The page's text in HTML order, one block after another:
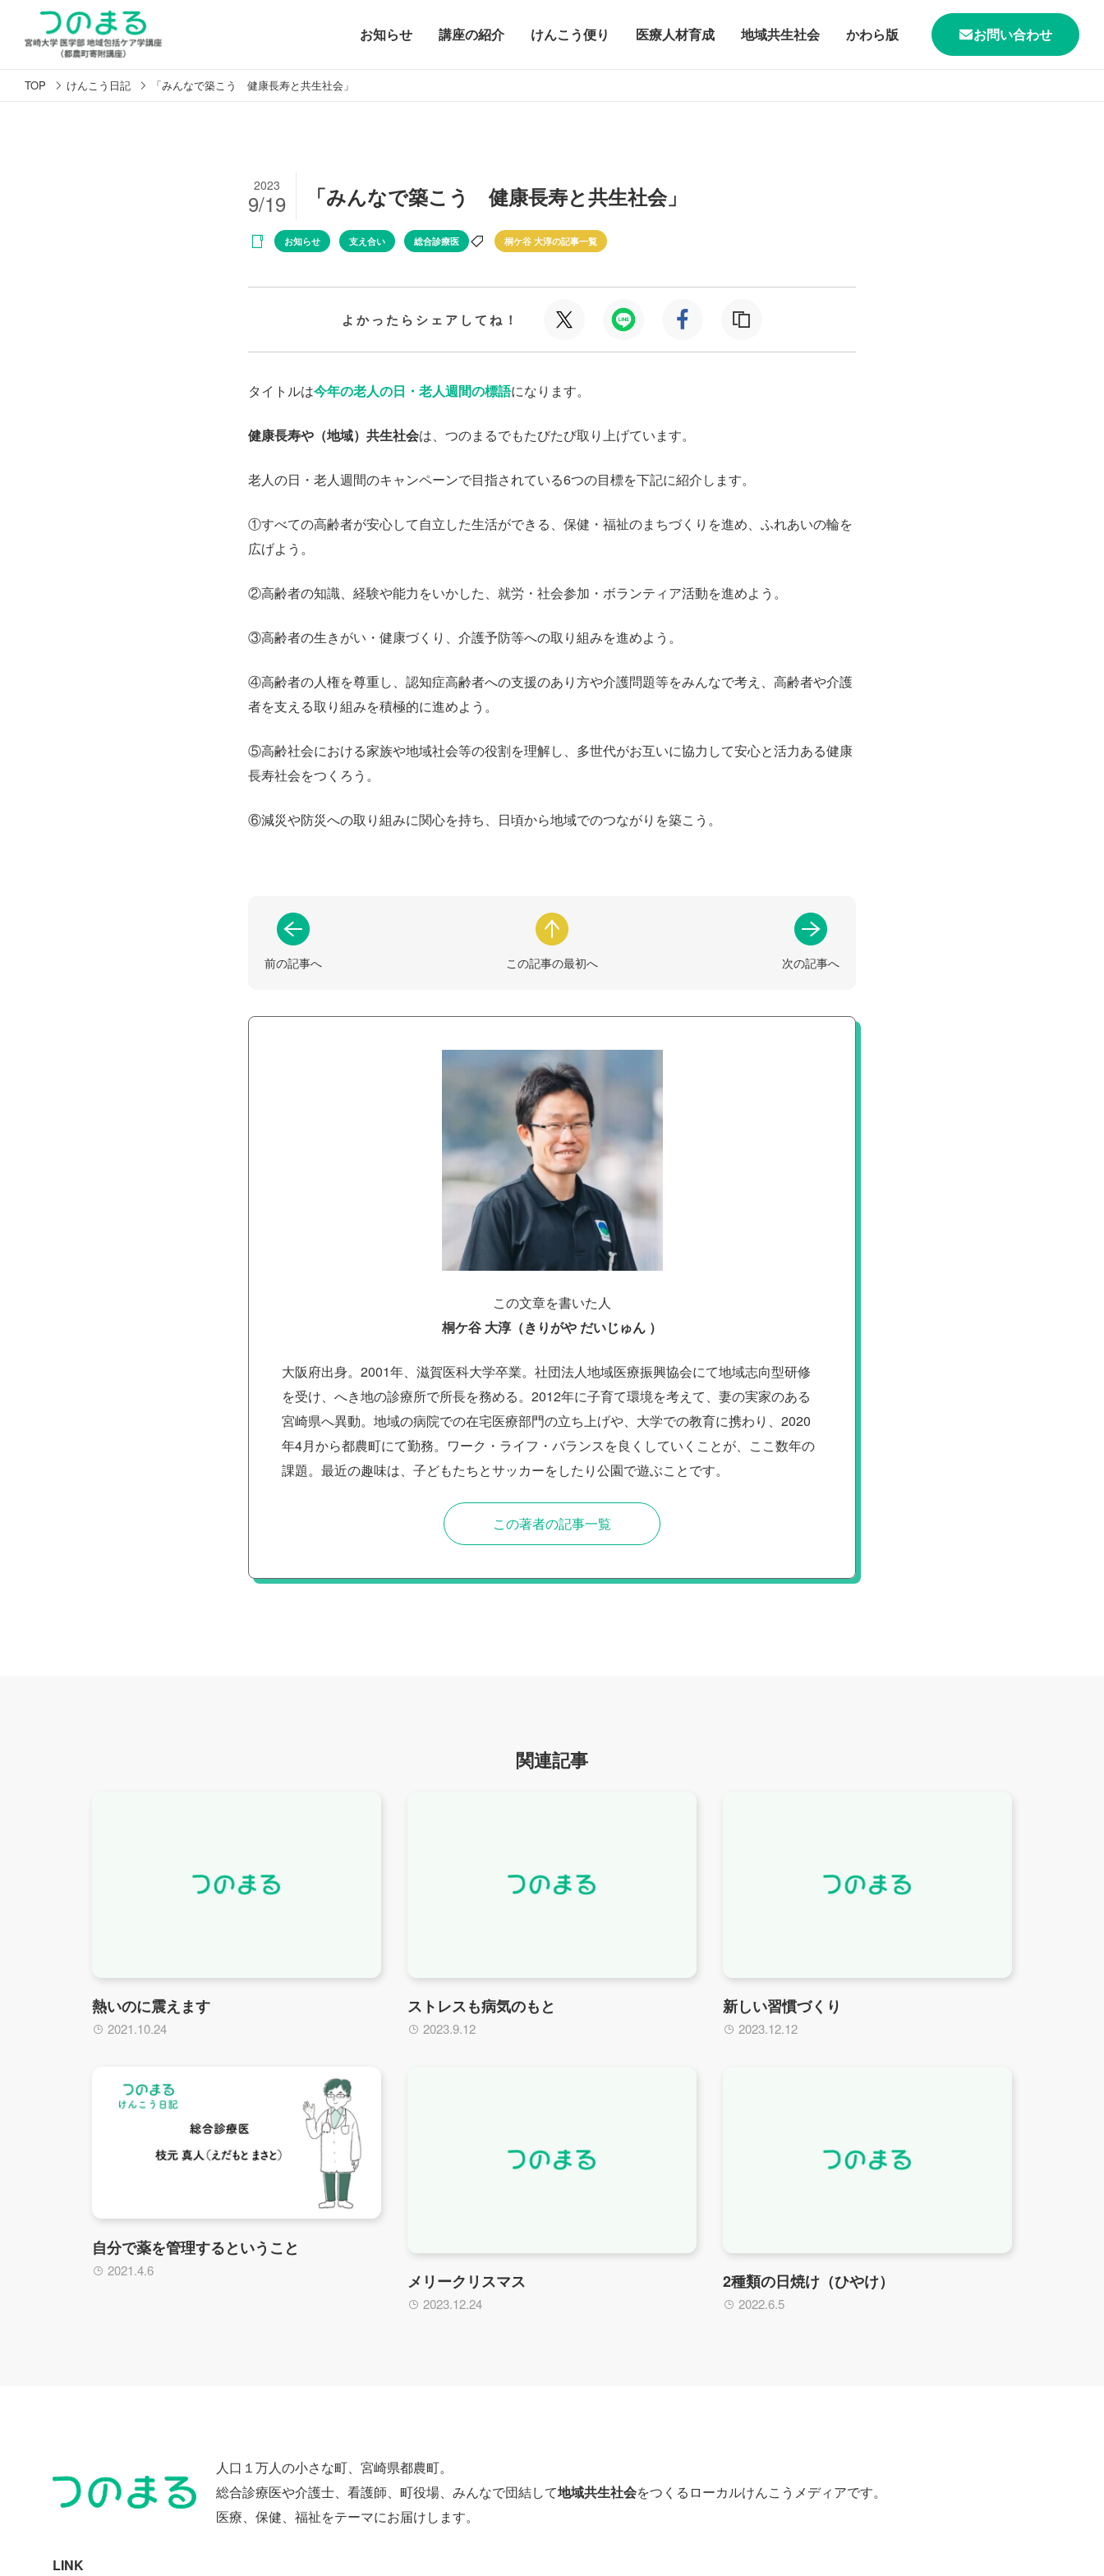
お知らせ 講座の紹介 けんこう便り 医療人材育成 地域共生社会 かわら版 お問い合わせ
TOP けんこう日記 「みんなで築こう 健康長寿と共生社会」
「みんなで築こう 健康長寿と共生社会」
2023
9/19
お知らせ 支え合い 総合診療医 桐ケ谷 大淳の記事一覧
よかったらシェアしてね！
タイトルは今年の老人の日・老人週間の標語になります。
健康長寿や（地域）共生社会は、つのまるでもたびたび取り上げています。
老人の日・老人週間のキャンペーンで目指されている6つの目標を下記に紹介します。
①すべての高齢者が安心して自立した生活ができる、保健・福祉のまちづくりを進め、ふれあいの輪を
広げよう。
②高齢者の知識、経験や能力をいかした、就労・社会参加・ボランティア活動を進めよう。
③高齢者の生きがい・健康づくり、介護予防等への取り組みを進めよう。
④高齢者の人権を尊重し、認知症高齢者への支援のあり方や介護問題等をみんなで考え、高齢者や介護
者を支える取り組みを積極的に進めよう。
⑤高齢社会における家族や地域社会等の役割を理解し、多世代がお互いに協力して安心と活力ある健康
長寿社会をつくろう。
⑥減災や防災への取り組みに関心を持ち、日頃から地域でのつながりを築こう。
前の記事へ この記事の最初へ 次の記事へ
この文章を書いた人
桐ケ谷 大淳（きりがや だいじゅん ）
大阪府出身。2001年、滋賀医科大学卒業。社団法人地域医療振興協会にて地域志向型研修
を受け、へき地の診療所で所長を務める。2012年に子育て環境を考えて、妻の実家のある
宮崎県へ異動。地域の病院での在宅医療部門の立ち上げや、大学での教育に携わり、2020
年4月から都農町にて勤務。ワーク・ライフ・バランスを良くしていくことが、ここ数年の
課題。最近の趣味は、子どもたちとサッカーをしたり公園で遊ぶことです。
この著者の記事一覧
関連記事
熱いのに震えます
2021.10.24
ストレスも病気のもと
2023.9.12
新しい習慣づくり
2023.12.12
自分で薬を管理するということ
2021.4.6
メリークリスマス
2023.12.24
2種類の日焼け（ひやけ）
2022.6.5
人口１万人の小さな町、宮崎県都農町。
総合診療医や介護士、看護師、町役場、みんなで団結して地域共生社会をつくるローカルけんこうメディアです。
医療、保健、福祉をテーマにお届けします。
LINK